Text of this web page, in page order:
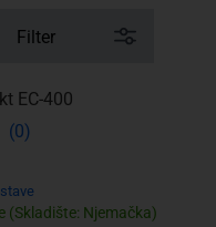
Filter
EC-400
(0)
(Skladište: Njemačka)